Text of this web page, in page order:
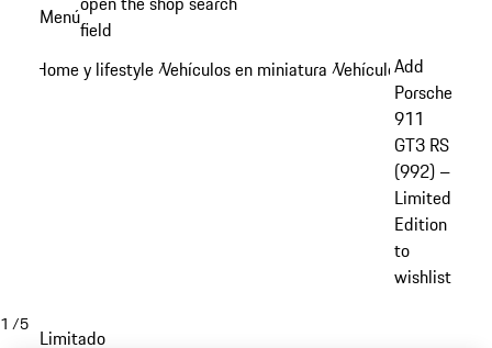
principal
Menúfield
Home y lifestyle /Vehículos en miniatura /Vehículos en
Add
Porsche
911
GT3 RS
(992) –
Limited
Edition
to
wishlist
1 /5
Limitado